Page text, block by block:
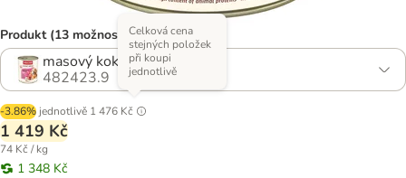
Produkt (13 možností)
masový koktejl
482423.9
-3.86% jednotlivě 1 476 Kč
Celková cena
stejných položek
při koupi
jednotlivě
1 419 Kč
74 Kč / kg
1 348 Kč